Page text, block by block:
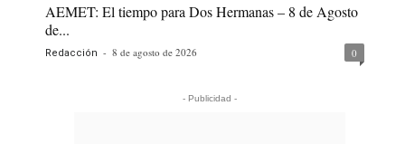
AEMET: El tiempo para Dos Hermanas – 8 de Agosto
de...
Redacción - 8 de agosto de 2026 0
- Publicidad -